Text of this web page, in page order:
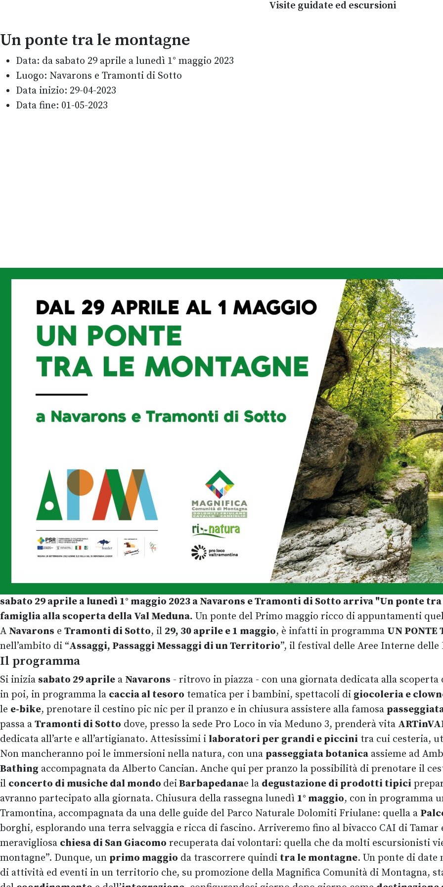
Visite guidate ed escursioni
Un ponte tra le montagne
Data: da sabato 29 aprile a lunedì 1° maggio 2023
Luogo: Navarons e Tramonti di Sotto
Data inizio: 29-04-2023
Data fine: 01-05-2023
sabato 29 aprile a lunedì 1° maggio 2023 a Navarons e Tramonti di Sotto arriva "Un ponte
famiglia alla scoperta della Val Meduna. Un ponte del Primo maggio ricco di appuntamenti
A Navarons e Tramonti di Sotto, il 29, 30 aprile e 1 maggio, è infatti in programma UN PONTE
nell’ambito di “Assaggi, Passaggi Messaggi di un Territorio”, il festival delle Aree Interne
Il programma
Si inizia sabato 29 aprile a Navarons - ritrovo in piazza - con una giornata dedicata alla
in poi, in programma la caccia al tesoro tematica per i bambini, spettacoli di giocoleria e
le e-bike, prenotare il cestino pic nic per il pranzo e in chiusura assistere alla famosa
passa a Tramonti di Sotto dove, presso la sede Pro Loco in via Meduno 3, prenderà vita
dedicata all’arte e all’artigianato. Attesissimi i laboratori per grandi e piccini tra cui cesteria,
Non mancheranno poi le immersioni nella natura, con una passeggiata botanica assieme ad
Bathing accompagnata da Alberto Cancian. Anche qui per pranzo la possibilità di prenotare il
il concerto di musiche dal mondo deiBarbapedanae la degustazione di prodotti tipici
avranno partecipato alla giornata. Chiusura della rassegna lunedì 1° maggio, con in programma
Tramontina, accompagnata da una delle guide del Parco Naturale Dolomiti Friulane: quella a
borghi, esplorando una terra selvaggia e ricca di fascino. Arriveremo fino al bivacco CAI di
meravigliosa chiesa di San Giacomo recuperata dai volontari: quella che da molti escursionisti
montagne”. Dunque, un primo maggio da trascorrere quindi tra le montagne. Un ponte di date
di attività ed eventi in un territorio che, su promozione della Magnifica Comunità di Montagna,